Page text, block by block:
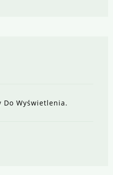
Do Wyświetlenia.